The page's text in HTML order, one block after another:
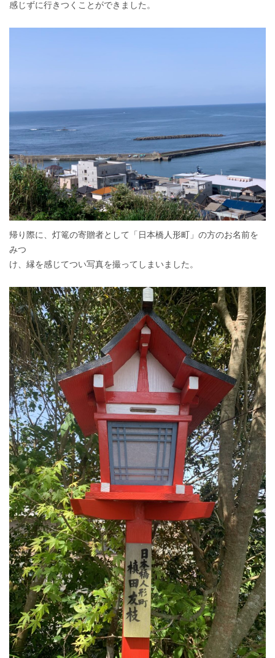
感じずに行きつくことができました。
帰り際に、灯篭の寄贈者として「日本橋人形町」の方のお名前を
みつ
け、縁を感じてつい写真を撮ってしまいました。